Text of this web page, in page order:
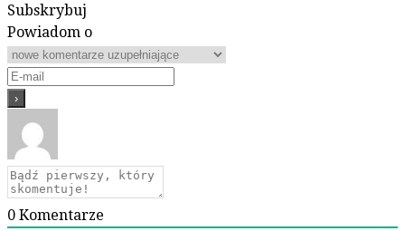
Subskrybuj
Powiadom o
0 Komentarze